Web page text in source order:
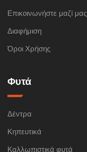
Επικοινωνήστε μαζί μας
Διαφήμιση
Όροι Χρήσης
Φυτά
Δέντρα
Κηπευτικά
Καλλωπιστικά φυτά